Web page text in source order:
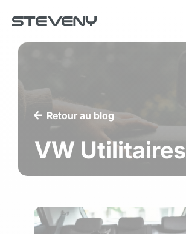
Retour au blog
VW Utilitaires